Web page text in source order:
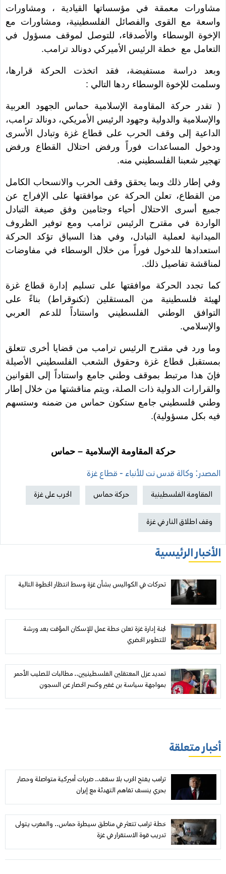
مشاورات معمقة في مؤسساتها القيادية ، ومشاورات
واسعة مع القوى والفصائل الفلسطينية، ومشاورات مع
الإخوة الوسطاء والأصدقاء، للتوصل لموقف مسؤول في
التعامل مع خطة الرئيس الأميركي دونالد ترامب.
وبعد دراسة مستفيضة، فقد اتخذت الحركة قرارها،
وسلمت للإخوة الوسطاء ردها التالي :
( تقدر حركة المقاومة الإسلامية حماس الجهود العربية
والإسلامية والدولية وجهود الرئيس الأمريكي، دونالد ترامب،
الداعية إلى وقف الحرب على قطاع غزة وتبادل الأسرى
ودخول المساعدات فوراً ورفض احتلال القطاع ورفض
تهجير شعبنا الفلسطيني منه.
وفي إطار ذلك وبما يحقق وقف الحرب والانسحاب الكامل
من القطاع، تعلن الحركة عن موافقتها على الإفراج عن
جميع أسرى الاحتلال أحياء وجثامين وفق صيغة التبادل
الواردة في مقترح الرئيس ترامب ومع توفير الظروف
الميدانية لعملية التبادل، وفي هذا السياق تؤكد الحركة
استعدادها للدخول فوراً من خلال الوسطاء في مفاوضات
لمناقشة تفاصيل ذلك.
كما تجدد الحركة موافقتها على تسليم إدارة قطاع غزة
لهيئة فلسطينية من المستقلين (تكنوقراط) بناءً على
التوافق الوطني الفلسطيني واستناداً للدعم العربي
والإسلامي.
وما ورد في مقترح الرئيس ترامب من قضايا أخرى تتعلق
بمستقبل قطاع غزة وحقوق الشعب الفلسطيني الأصيلة
فإنَ هذا مرتبط بموقف وطني جامع واستناداً إلى القوانين
والقرارات الدولية ذات الصلة، ويتم مناقشتها من خلال إطار
وطني فلسطيني جامع ستكون حماس من ضمنه وستسهم
فيه بكل مسؤولية).
حركة المقاومة الإسلامية – حماس
المصدر: وكالة قدس نت للأنباء - قطاع غزة
المقاومة الفلسطينية حركة حماس الحرب على غزة
وقف اطلاق النار في غزة
الأخبار الرئيسية
تحركات في الكواليس بشأن غزة وسط انتظار الخطوة التالية
لجنة إدارة غزة تعلن خطة عمل للإسكان المؤقت بعد ورشة
للتطوير الحضري
تمديد عزل المعتقلين الفلسطينيين.. مطالبات للصليب الأحمر
بمواجهة سياسة بن غفير وكسر الحصار عن السجون
أخبار متعلقة
ترامب يفتح الحرب بلا سقف.. ضربات أميركية متواصلة وحصار
بحري ينسف تفاهم التهدئة مع إيران
خطة ترامب تتعثر في مناطق سيطرة حماس.. والمغرب يتولى
تدريب قوة الاستقرار في غزة